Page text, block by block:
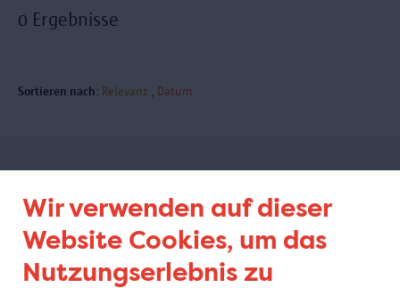
Wir verwenden auf dieser
Website Cookies, um das
Nutzungserlebnis zu
0 Ergebnisse
Sortieren nach: Relevanz Datum
Abonnieren Sie unseren
Newsletter